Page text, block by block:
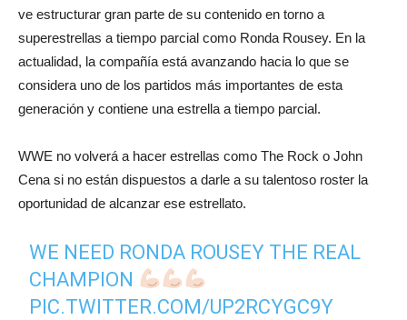
ve estructurar gran parte de su contenido en torno a
superestrellas a tiempo parcial como Ronda Rousey. En la
actualidad, la compañía está avanzando hacia lo que se
considera uno de los partidos más importantes de esta
generación y contiene una estrella a tiempo parcial.
WWE no volverá a hacer estrellas como The Rock o John
Cena si no están dispuestos a darle a su talentoso roster la
oportunidad de alcanzar ese estrellato.
WE NEED RONDA ROUSEY THE REAL
CHAMPION
PIC.TWITTER.COM/UP2RCYGC9Y